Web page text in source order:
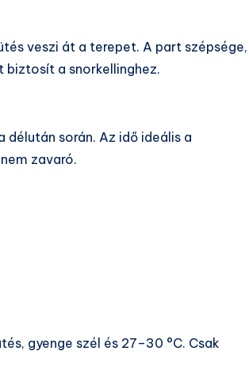
veszi át a terepet. A part szépsége,
biztosít a snorkellinghez.
délután során. Az idő ideális a
zavaró.
gyenge szél és 27–30 °C. Csak